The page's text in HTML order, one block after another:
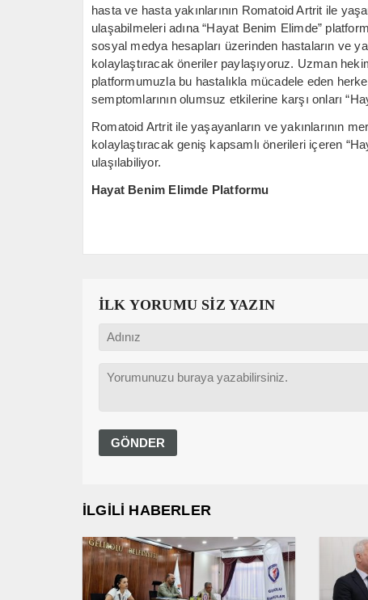
hasta ve hasta yakınlarının Romatoid Artrit ile
ulaşabilmeleri adına “Hayat Benim Elimde”
sosyal medya hesapları üzerinden hastaların ve
kolaylaştıracak öneriler paylaşıyoruz. Uzman
platformumuzla bu hastalıkla mücadele eden
semptomlarının olumsuz etkilerine karşı onları
Romatoid Artrit ile yaşayanların ve yakınlarının
kolaylaştıracak geniş kapsamlı önerileri içeren
ulaşılabiliyor.
Hayat Benim Elimde Platformu
İLK YORUMU SİZ YAZIN
İLGİLİ HABERLER